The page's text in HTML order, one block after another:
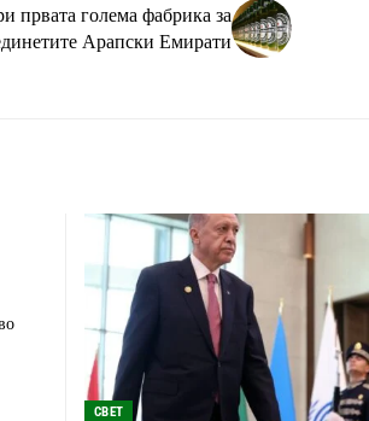
првата голема фабрика за
Арапски Емирати
СВЕТ